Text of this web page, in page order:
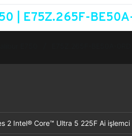
| E75Z.265F-
2 Intel® Core™ Ultra 5 225F Ai işlemci